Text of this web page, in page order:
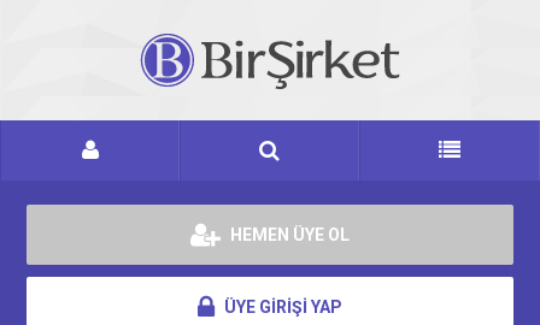
HEMEN ÜYE OL
ÜYE GİRİŞİ YAP